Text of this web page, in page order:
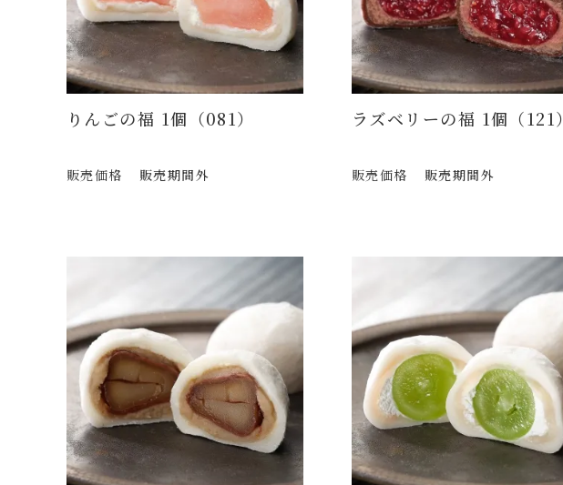
りんごの福 1個（081）
販売価格 販売期間外
ラズベリーの福 1個（121）
販売価格 販売期間外